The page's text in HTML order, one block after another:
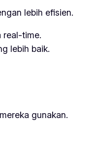
lebih efisien.
real-time.
lebih baik.
gunakan.